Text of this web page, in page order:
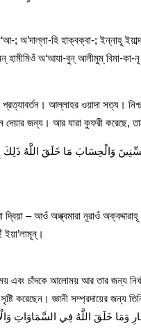
; অ’দাল্লা-হি হাক্বক্বা-; ইন্নাহূ
হামীমিওঁ অ‘আযা-বুন্ আলীমুম্ বিমা-
আল্লাহর ওয়াদা সত্য।
দেয়ার জন্য। আর যারা কুফরী
وَالْحِسَابَ مَا خَلَقَ اللَّهُ ذَلِكَ
– আওঁ অল্ক্বমারা নূরাওঁ অক্বদ্দারাহূ
এবং চাঁদকে আলোময় আর তার জন্য
করেছেন। জ্ঞানী সম্প্রদায়ের জন্য
وَمَا خَلَقَ اللَّهُ فِي السَّمَاوَاتِ